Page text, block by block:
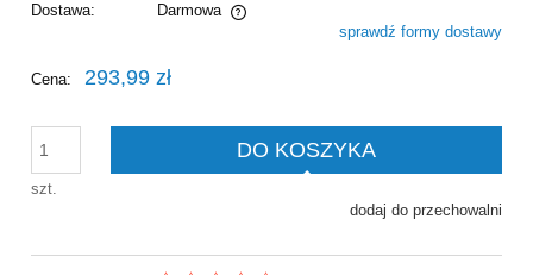
Dostawa:
Darmowa
Cena nie zawiera ewentualnych kosztów płatnościsprawdź formy dostawy
Cena: 293,99 zł
szt.
DO KOSZYKA
dodaj do przechowalni